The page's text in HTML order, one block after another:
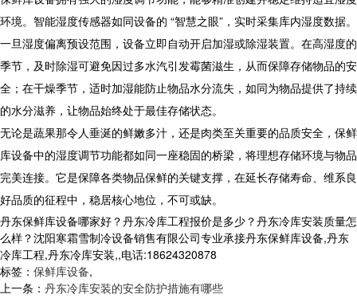
环境。智能湿度传感器如同设备的 “智慧之眼”，实时采集库内湿度数据。
一旦湿度偏离预设范围，设备立即自动开启加湿或除湿装置。在高湿度的
季节，及时除湿可避免因过多水汽引发霉菌滋生，从而保障存储物品的安
全；在干燥季节，适时加湿能防止物品水分流失，如同为物品提供了持续
的水分滋养，让物品始终处于最佳存储状态。​
无论是蔬果那令人垂涎的鲜嫩多汁，还是肉类至关重要的品质安全， 保鲜
库设备中的湿度调节功能都如同一座稳固的桥梁，将理想存储环境与物品
完美连接。它是保障各类物品保鲜的关键支撑，在延长存储寿命、维系良
好品质的征程中，稳居核心地位，不可或缺。
丹东保鲜库设备哪家好？丹东冷库工程报价是多少？丹东冷库安装质量怎
么样？沈阳寒霜雪制冷设备销售有限公司专业承接丹东保鲜库设备,丹东
冷库工程,丹东冷库安装,,电话:18624320878
标签： 保鲜库设备,
上一条： 丹东冷库安装的安全防护措施有哪些